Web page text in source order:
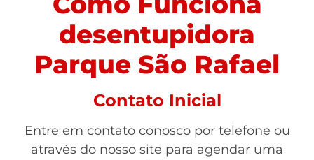
desentupidora
Parque São Rafael
Contato Inicial
Entre em contato conosco por telefone ou
através do nosso site para agendar uma